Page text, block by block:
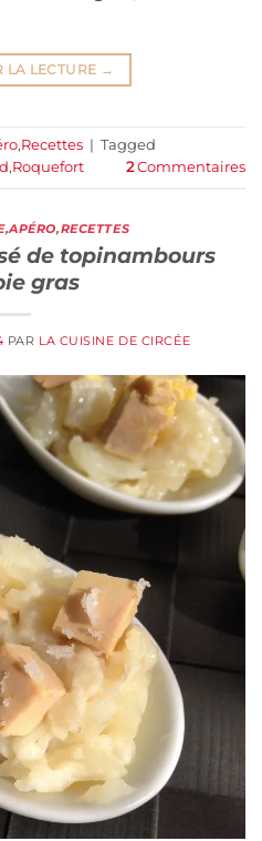
LA LECTURE →
,Recettes | Tagged
,Roquefort 2Commentaires
,APÉRO,RECETTES
de topinambours
gras
PAR LA CUISINE DE CIRCÉE